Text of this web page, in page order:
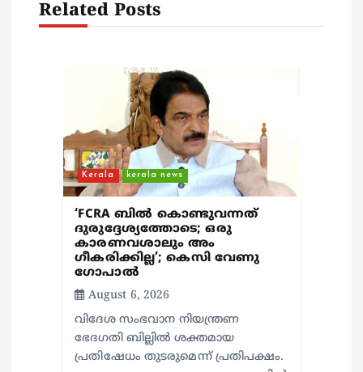
a
Related Posts
Kerala kerala news
‘FCRA ബിൽ കൊണ്ടുവന്നത്
ദുരുദ്ദേശ്യത്തോടെ; ഒരു
കാരണവശാലും അം​
ഗീകരിക്കില്ല’; കെസി വേണു​
ഗോപാൽ
August 6, 2026
വിദേശ സംഭവാന നിയന്ത്രണ
ഭേദഗതി ബില്ലിൽ ശക്തമായ
പ്രതിഷേധം തുടരുമെന്ന് പ്രതിപക്ഷം.